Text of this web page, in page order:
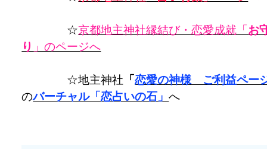
☆京都地主神社縁結び・恋愛成就「お
り 」のページへ
☆地主神社 「恋愛の神様 ご利益ペー
のバーチャル「恋占いの石」へ